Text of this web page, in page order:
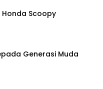
Scoopy
Generasi Muda